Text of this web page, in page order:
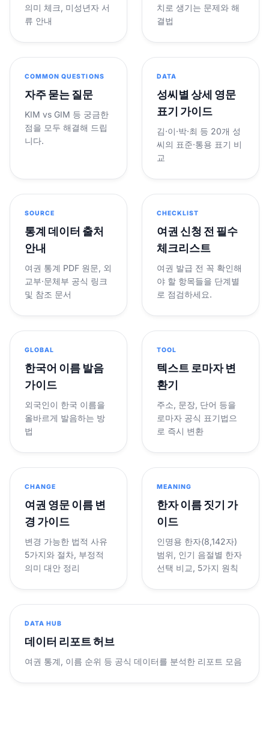
의미 체크, 미성년자 서
류 안내
치로 생기는 문제와 해
결법
COMMON QUESTIONS
자주 묻는 질문
KIM vs GIM 등 궁금한
점을 모두 해결해 드립
니다.
DATA
성씨별 상세 영문
표기 가이드
김·이·박·최 등 20개 성
씨의 표준·통용 표기 비
교
SOURCE
통계 데이터 출처
안내
여권 통계 PDF 원문, 외
교부·문체부 공식 링크
및 참조 문서
CHECKLIST
여권 신청 전 필수
체크리스트
여권 발급 전 꼭 확인해
야 할 항목들을 단계별
로 점검하세요.
GLOBAL
한국어 이름 발음
가이드
외국인이 한국 이름을
올바르게 발음하는 방
법
TOOL
텍스트 로마자 변
환기
주소, 문장, 단어 등을
로마자 공식 표기법으
로 즉시 변환
CHANGE
여권 영문 이름 변
경 가이드
변경 가능한 법적 사유
5가지와 절차, 부정적
의미 대안 정리
MEANING
한자 이름 짓기 가
이드
인명용 한자(8,142자)
범위, 인기 음절별 한자
선택 비교, 5가지 원칙
DATA HUB
데이터 리포트 허브
여권 통계, 이름 순위 등 공식 데이터를 분석한 리포트 모음